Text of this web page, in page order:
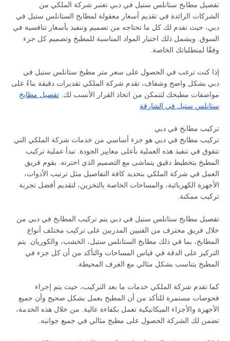
تفصيل مطابخ ستانلس ستيل في دبي تعتبر شركة الملكي من
الشركات الرائدة في تقديم أسعار معقولة لمطابخ الستانلس ستيل في
دبي، حيث تقدم لك كل ما تحتاجه من تصميم وتنفيذ بأسعار تنافسية في
السوق. ويشمل ذلك اختيار المواد المناسبة للمطبخ وتصميم كل جزء
وفقًا لمتطلباتك الخاصة.
إذا كنت ترغب في الحصول على سعر متر مطبخ ستانلس ستيل في
دبي بشكل واضح وشفاف، تقدم شركة الملكي تقديرات دقيقة بناءً على
مواصفات مطبخك لتتمكن من اتخاذ القرار الأنسب لك.تفصيل مطابخ
ستانلس ستيل في الشارقة
تركيب مطابخ في دبي
تركيب مطابخ في دبي هو جزء أساسي من خدمات شركة الملكي التي
تتفوق في تنفيذ هذه العملية بأعلى معايير الجودة. تبدأ عملية تركيب
المطبخ بتخطيط دقيق يتماشى مع التصميم الذي اخترته. يقوم فريق
العمل في شركة الملكي بتحديد كافة التفاصيل مثل ترتيب الأدوات،
الأجهزة الكهربائية، والمساحات الخاصة بالتخزين، لتقديم أفضل تجربة
تركيب ممكنة.
تفصيل مطابخ ستانلس ستيل في دبي يتم تركيب المطابخ في دبي من
خلال فريق محترف من الفنيين المدربين على تركيب مختلف أنواع
المطابخ، بما في ذلك مطابخ الستانلس ستيل، الخشب، والكوريان. يتم
التركيز على الدقة في قياس المساحات والتأكد من أن كل جزء في
المطبخ يتناسب بشكل مثالي مع الغرف المحيطة.
كما تقدم شركة الملكي خدمات ما بعد التركيب، حيث يتم إجراء
فحوصات مستمرة للتأكد من أن المطبخ يعمل بشكل صحيح وأن جميع
الأجهزة والأجزاء الميكانيكية تعمل بكفاءة عالية. من خلال هذه الخدمة،
تضمن لك الشركة الحصول على مطبخ مثالي في جميع جوانبه.